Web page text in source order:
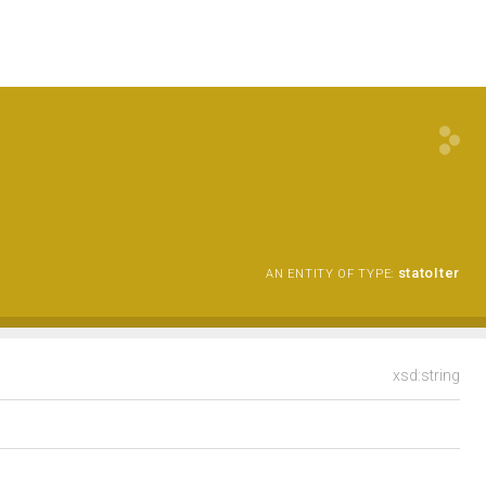
AN ENTITY OF TYPE: statoIter
xsd:string